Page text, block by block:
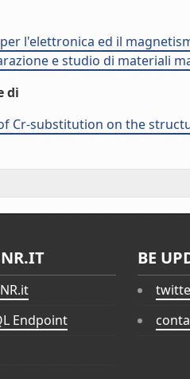
l'elettronica ed il
e studio di materiali
di
Cr-substitution on the
Endpoint
BE